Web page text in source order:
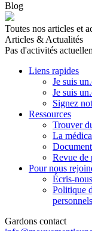
Blog
Toutes nos articles et
Articles & Actualités
Pas d'activités
Liens rapides
Je suis
Je suis
Signez
Ressources
Trouver
La
Revue de
Pour nous
Écris-
Politique
personnels
Gardons contact